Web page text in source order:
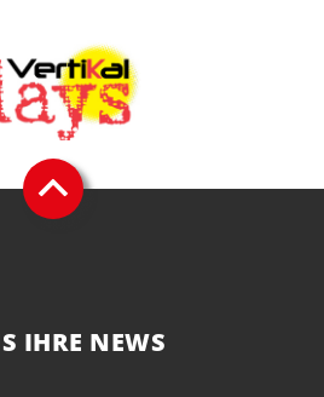
IHRE NEWS